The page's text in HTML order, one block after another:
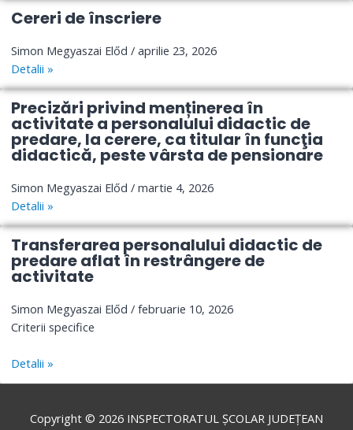
Cereri de înscriere
Simon Megyaszai Előd
aprilie 23, 2026
Detalii »
Precizări privind menținerea în
activitate a personalului didactic de
predare, la cerere, ca titular în funcţia
didactică, peste vârsta de pensionare
Simon Megyaszai Előd
martie 4, 2026
Detalii »
Transferarea personalului didactic de
predare aflat în restrângere de
activitate
Simon Megyaszai Előd
februarie 10, 2026
Criterii specifice
Detalii »
Copyright © 2026 INSPECTORATUL ȘCOLAR JUDEȚEAN